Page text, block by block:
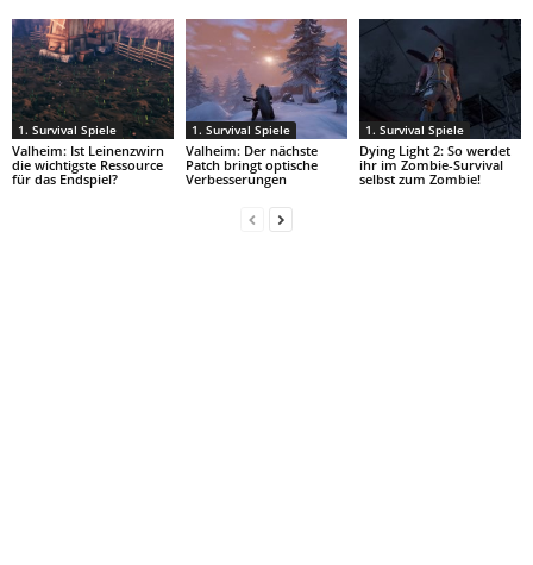
1. Survival Spiele
Valheim: Ist Leinenzwirn
die wichtigste Ressource
für das Endspiel?
1. Survival Spiele
Valheim: Der nächste
Patch bringt optische
Verbesserungen
1. Survival Spiele
Dying Light 2: So werdet
ihr im Zombie-Survival
selbst zum Zombie!